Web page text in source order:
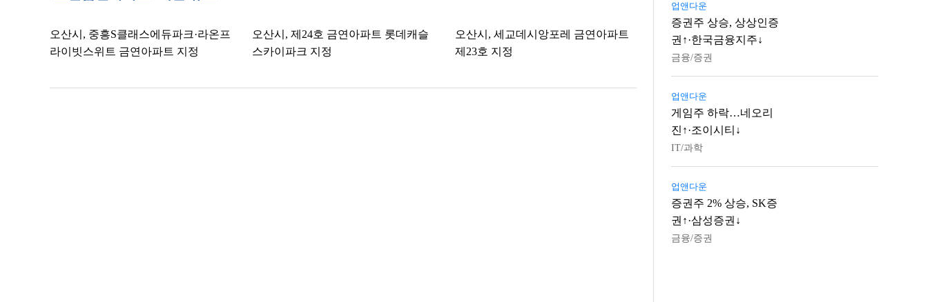
오산시, 중흥S클래스에듀파크·라온프
라이빗스위트 금연아파트 지정
오산시, 제24호 금연아파트 롯데캐슬
스카이파크 지정
오산시, 세교데시앙포레 금연아파트
제23호 지정
업앤다운
증권주 상승, 상상인증
권↑·한국금융지주↓
금융/증권
업앤다운
게임주 하락…네오리
진↑·조이시티↓
IT/과학
업앤다운
증권주 2% 상승, SK증
권↑·삼성증권↓
금융/증권